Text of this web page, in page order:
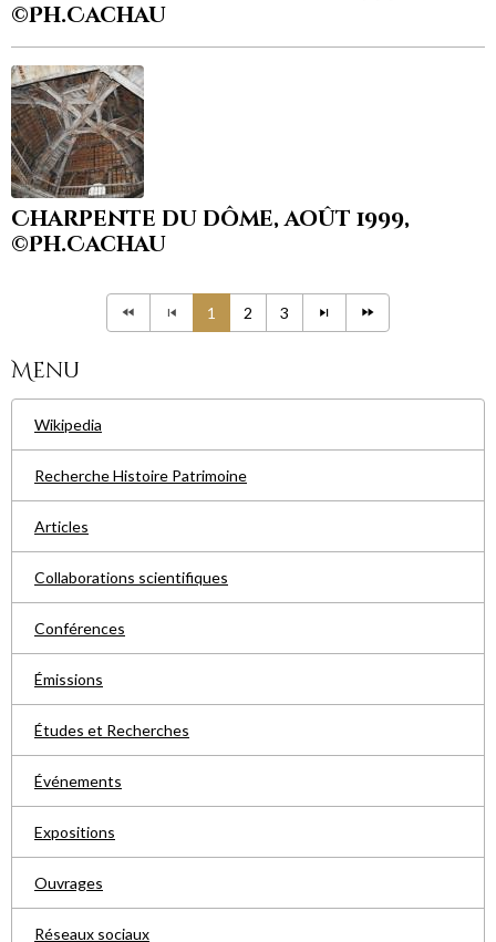
©Ph.Cachau
Charpente du dôme, août 1999,
©Ph.Cachau
1 2 3
Menu
Wikipedia
Recherche Histoire Patrimoine
Articles
Collaborations scientifiques
Conférences
Émissions
Études et Recherches
Événements
Expositions
Ouvrages
Réseaux sociaux